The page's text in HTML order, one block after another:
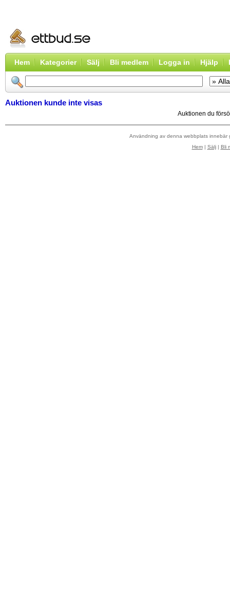
Hem Kategorier Sälj Bli medlem Logga in Hjälp
Auktionen kunde inte visas
Auktionen du
Användning av denna webbplats
Hem| Sälj| Bli